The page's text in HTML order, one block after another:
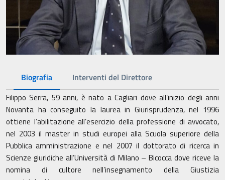
Biografia Interventi del Direttore
Filippo Serra, 59 anni, è nato a Cagliari dove all’inizio degli anni
Novanta ha conseguito la laurea in Giurisprudenza, nel 1996
ottiene l’abilitazione all’esercizio della professione di avvocato,
nel 2003 il master in studi europei alla Scuola superiore della
Pubblica amministrazione e nel 2007 il dottorato di ricerca in
Scienze giuridiche all’Università di Milano – Bicocca dove riceve la
nomina di cultore nell’insegnamento della Giustizia